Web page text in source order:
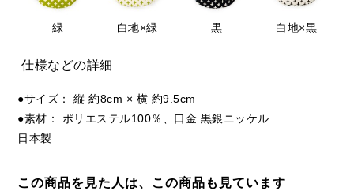
緑 白地×緑 黒 白地×黒
仕様などの詳細
●サイズ： 縦 約8cm × 横 約9.5cm
●素材： ポリエステル100％、口金 黒銀ニッケル
日本製
この商品を見た人は、この商品も見ています